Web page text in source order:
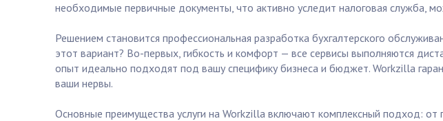
необходимые первичные документы, что активно уследит налоговая служба,
Решением становится профессиональная разработка бухгалтерского
этот вариант? Во-первых, гибкость и комфорт — все сервисы выполняются
опыт идеально подходят под вашу специфику бизнеса и бюджет. Workzilla
ваши нервы.
Основные преимущества услуги на Workzilla включают комплексный подход: